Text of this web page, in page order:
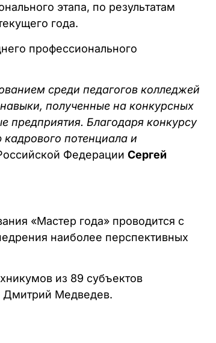
этапа, по результатам
года.
профессионального
среди педагогов колледжей
полученные на конкурсных
предприятия. Благодаря конкурсу
потенциала и
Федерации Сергей
«Мастер года» проводится с
наиболее перспективных
из 89 субъектов
Дмитрий Медведев.